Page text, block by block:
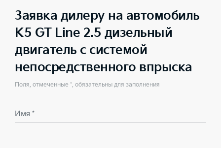
Заявка дилеру на автомобиль
K5 GT Line 2.5 дизельный
двигатель с системой
непосредственного впрыска
Поля, отмеченные *, обязательны для заполнения
Имя *